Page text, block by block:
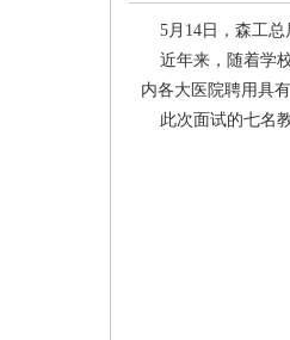
5月14日，森工总
近年来，随着学校
内各大医院聘用具
此次面试的七名教